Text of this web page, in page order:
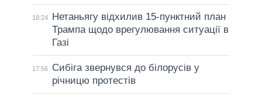
18:24
Нетаньягу відхилив 15-пунктний план
Трампа щодо врегулювання ситуації в
Газі
17:56
Сибіга звернувся до білорусів у
річницю протестів